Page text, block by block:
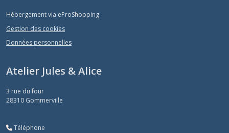
Hébergement via eProShopping
Gestion des cookies
Données personnelles
Atelier Jules & Alice
3 rue du four
28310 Gommerville
Téléphone